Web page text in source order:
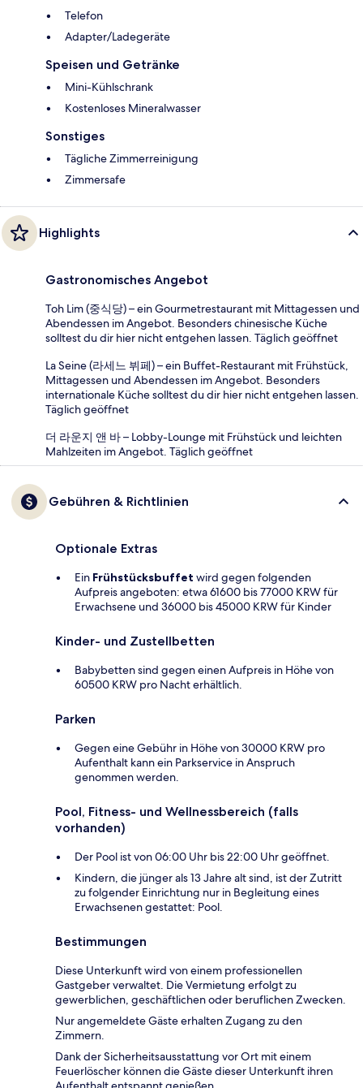
Telefon
Adapter/Ladegeräte
Speisen und Getränke
Mini-Kühlschrank
Kostenloses Mineralwasser
Sonstiges
Tägliche Zimmerreinigung
Zimmersafe
Highlights
Gastronomisches Angebot
Toh Lim (중식당) – ein Gourmetrestaurant mit Mittagessen und
Abendessen im Angebot. Besonders chinesische Küche
solltest du dir hier nicht entgehen lassen. Täglich geöffnet
La Seine (라세느 뷔페) – ein Buffet-Restaurant mit Frühstück,
Mittagessen und Abendessen im Angebot. Besonders
internationale Küche solltest du dir hier nicht entgehen lassen.
Täglich geöffnet
더 라운지 앤 바 – Lobby-Lounge mit Frühstück und leichten
Mahlzeiten im Angebot. Täglich geöffnet
Gebühren & Richtlinien
Optionale Extras
Ein Frühstücksbuffet wird gegen folgenden
Aufpreis angeboten: etwa 61600 bis 77000 KRW für
Erwachsene und 36000 bis 45000 KRW für Kinder
Kinder- und Zustellbetten
Babybetten sind gegen einen Aufpreis in Höhe von
60500 KRW pro Nacht erhältlich.
Parken
Gegen eine Gebühr in Höhe von 30000 KRW pro
Aufenthalt kann ein Parkservice in Anspruch
genommen werden.
Pool, Fitness- und Wellnessbereich (falls
vorhanden)
Der Pool ist von 06:00 Uhr bis 22:00 Uhr geöffnet.
Kindern, die jünger als 13 Jahre alt sind, ist der Zutritt
zu folgender Einrichtung nur in Begleitung eines
Erwachsenen gestattet: Pool.
Bestimmungen
Diese Unterkunft wird von einem professionellen
Gastgeber verwaltet. Die Vermietung erfolgt zu
gewerblichen, geschäftlichen oder beruflichen Zwecken.
Nur angemeldete Gäste erhalten Zugang zu den
Zimmern.
Dank der Sicherheitsausstattung vor Ort mit einem
Feuerlöscher können die Gäste dieser Unterkunft ihren